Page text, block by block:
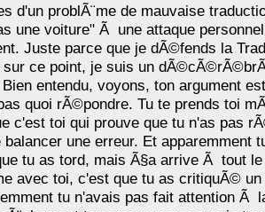
d'un problÃ¨me de mauvaise
une voiture" Ã une attaque
Juste parce que je dÃ©fends la
sur ce point, je suis un
entendu, voyons, ton argument
quoi rÃ©pondre. Tu te prends toi
c'est toi qui prouve que tu n'as pas
balancer une erreur. Et apparemment
tu as tord, mais Ã§a arrive Ã tout
avec toi, c'est que tu as critiquÃ©
tu n'avais pas fait attention Ã